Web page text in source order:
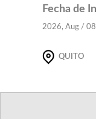
Fecha de
2026, Aug / 08
QUITO